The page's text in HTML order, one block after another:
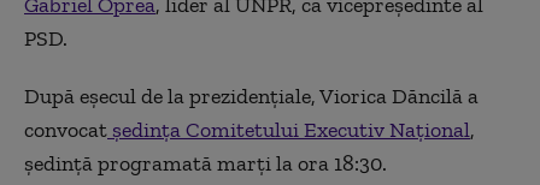
PSD.
După eșecul de la prezidențiale, Viorica Dăncilă a
convocat ședința Comitetului Executiv Național,
ședință programată marți la ora 18:30.